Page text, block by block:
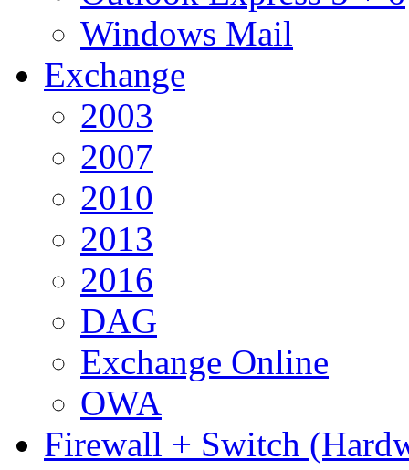
Windows Mail
Exchange
2003
2007
2010
2013
2016
DAG
Exchange Online
OWA
Firewall + Switch